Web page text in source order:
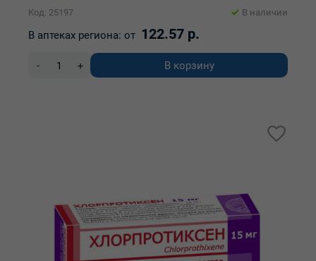
Код: 25197
В наличии
В аптеках региона: от 122.57 р.
- + В корзину